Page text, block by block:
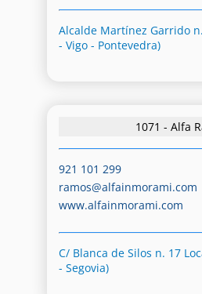
Alcalde Martínez Garrido
- Vigo - Pontevedra)
1071 - Alfa
921 101 299
ramos@alfainmorami.com
www.alfainmorami.com
C/ Blanca de Silos n. 17
- Segovia)